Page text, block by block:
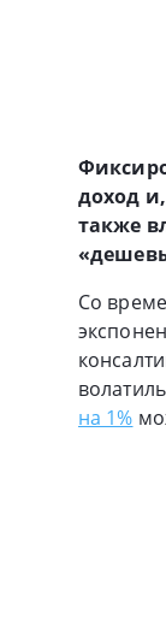
доход
также
Со
на 1%